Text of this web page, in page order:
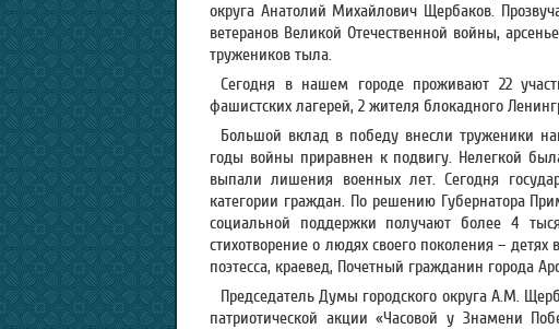
округа Анатолий Михайлович Щербаков.
ветеранов Великой Отечественной войны,
тружеников тыла.
Сегодня в нашем городе проживают 22
фашистских лагерей, 2 жителя блокадного
Большой вклад в победу внесли труженики
годы войны приравнен к подвигу. Нелегкой
выпали лишения военных лет. Сегодня
категории граждан. По решению Губернатора
социальной поддержки получают более 4
стихотворение о людях своего поколения –
поэтесса, краевед, Почетный гражданин города
Председатель Думы городского округа А.М.
патриотической акции «Часовой у Знамени